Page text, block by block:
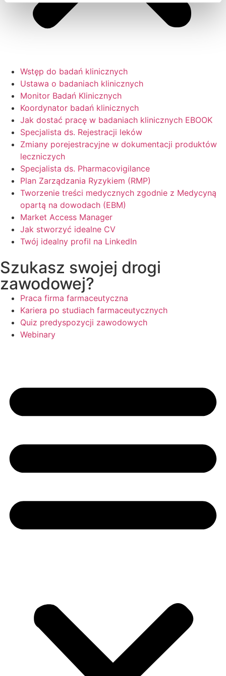
Wstęp do badań klinicznych
Ustawa o badaniach klinicznych
Monitor Badań Klinicznych
Koordynator badań klinicznych
Jak dostać pracę w badaniach klinicznych EBOOK
Specjalista ds. Rejestracji leków
Zmiany porejestracyjne w dokumentacji produktów
leczniczych
Specjalista ds. Pharmacovigilance
Plan Zarządzania Ryzykiem (RMP)
Tworzenie treści medycznych zgodnie z Medycyną
opartą na dowodach (EBM)
Market Access Manager
Jak stworzyć idealne CV
Twój idealny profil na LinkedIn
Szukasz swojej drogi
zawodowej?
Praca firma farmaceutyczna
Kariera po studiach farmaceutycznych
Quiz predyspozycji zawodowych
Webinary